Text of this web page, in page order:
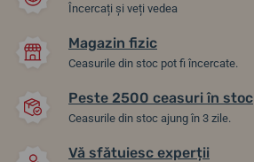
Încercați și veți vedea
Magazin fizic
Ceasurile din stoc pot fi încercate.
Peste 2500 ceasuri în stoc
Ceasurile din stoc ajung în 3 zile.
Vă sfătuiesc experții